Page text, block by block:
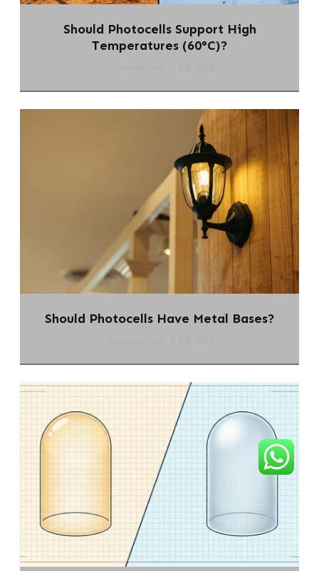
Should Photocells Support High
Temperatures (60°C)?
Should Photocells Have Metal Bases?